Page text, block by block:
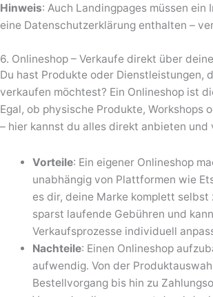
Hinweis: Auch Landingpages müssen ein
eine Datenschutzerklärung enthalten –
6. Onlineshop – Verkaufe direkt über
Du hast Produkte oder Dienstleistungen,
verkaufen möchtest? Ein Onlineshop ist
Egal, ob physische Produkte, Workshops
– hier kannst du alles direkt anbieten und
Vorteile: Ein eigener Onlineshop
unabhängig von Plattformen wie
es dir, deine Marke komplett selbst
sparst laufende Gebühren und
Verkaufsprozesse individuell
Nachteile: Einen Onlineshop
aufwendig. Von der
Bestellvorgang bis hin zu